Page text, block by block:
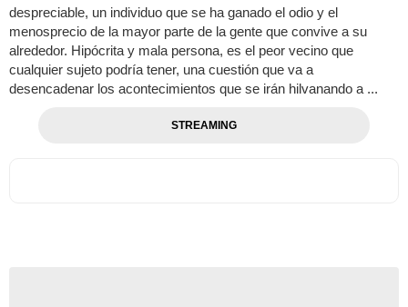
despreciable, un individuo que se ha ganado el odio y el
menosprecio de la mayor parte de la gente que convive a su
alrededor. Hipócrita y mala persona, es el peor vecino que
cualquier sujeto podría tener, una cuestión que va a
desencadenar los acontecimientos que se irán hilvanando a ...
STREAMING